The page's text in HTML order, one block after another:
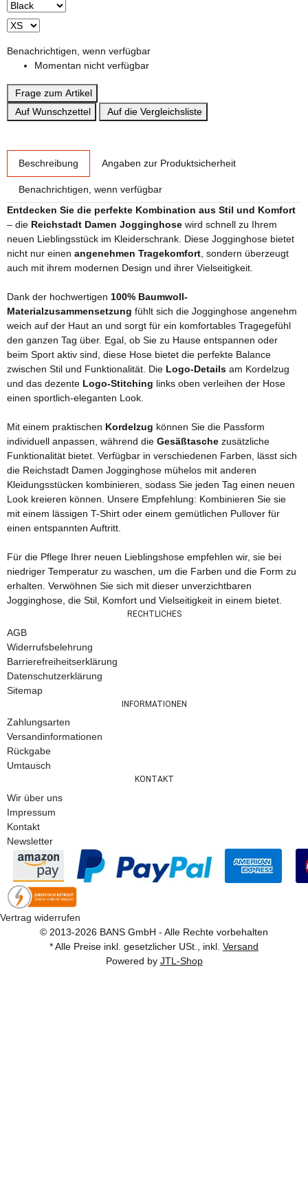
Benachrichtigen, wenn verfügbar
Momentan nicht verfügbar
Frage zum Artikel
Auf Wunschzettel
Auf die Vergleichsliste
Beschreibung Angaben zur Produktsicherheit
Benachrichtigen, wenn verfügbar
Entdecken Sie die perfekte Kombination aus Stil und Komfort
– die Reichstadt Damen Jogginghose wird schnell zu Ihrem
neuen Lieblingsstück im Kleiderschrank. Diese Jogginghose bietet
nicht nur einen angenehmen Tragekomfort , sondern überzeugt
auch mit ihrem modernen Design und ihrer Vielseitigkeit.
Dank der hochwertigen 100% Baumwoll-
Materialzusammensetzung fühlt sich die Jogginghose angenehm
weich auf der Haut an und sorgt für ein komfortables Tragegefühl
den ganzen Tag über. Egal, ob Sie zu Hause entspannen oder
beim Sport aktiv sind, diese Hose bietet die perfekte Balance
zwischen Stil und Funktionalität. Die Logo-Details am Kordelzug
und das dezente Logo-Stitching links oben verleihen der Hose
einen sportlich-eleganten Look.
Mit einem praktischen Kordelzug können Sie die Passform
individuell anpassen, während die Gesäßtasche zusätzliche
Funktionalität bietet. Verfügbar in verschiedenen Farben, lässt sich
die Reichstadt Damen Jogginghose mühelos mit anderen
Kleidungsstücken kombinieren, sodass Sie jeden Tag einen neuen
Look kreieren können. Unsere Empfehlung: Kombinieren Sie sie
mit einem lässigen T-Shirt oder einem gemütlichen Pullover für
einen entspannten Auftritt.
Für die Pflege Ihrer neuen Lieblingshose empfehlen wir, sie bei
niedriger Temperatur zu waschen, um die Farben und die Form zu
erhalten. Verwöhnen Sie sich mit dieser unverzichtbaren
Jogginghose, die Stil, Komfort und Vielseitigkeit in einem bietet.
RECHTLICHES
AGB
Widerrufsbelehrung
Barrierefreiheitserklärung
Datenschutzerklärung
Sitemap
INFORMATIONEN
Zahlungsarten
Versandinformationen
Rückgabe
Umtausch
KONTAKT
Wir über uns
Impressum
Kontakt
Newsletter
Vertrag widerrufen
© 2013-2026 BANS GmbH - Alle Rechte vorbehalten
* Alle Preise inkl. gesetzlicher USt., inkl. Versand
Powered by JTL-Shop